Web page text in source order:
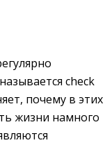
check
почему в этих
жизни намного